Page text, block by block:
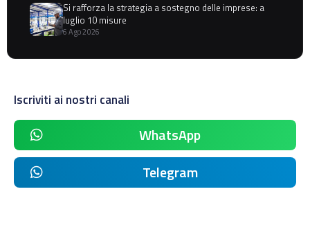
Si rafforza la strategia a sostegno delle imprese: a
luglio 10 misure
6 Ago 2026
Iscriviti ai nostri canali
WhatsApp
Telegram